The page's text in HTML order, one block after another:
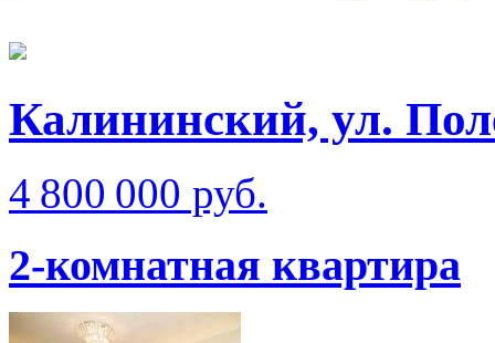
Калининский, ул.
4 800 000 руб.
2-комнатная квартира